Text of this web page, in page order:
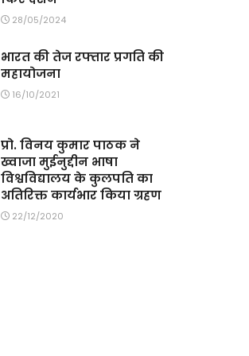
28/05/2024
भारत की तेज रफ्तार प्रगति की
महायोजना
16/10/2021
प्रो. विनय कुमार पाठक ने
ख्वाजा मुईनुद्दीन भाषा
विश्वविद्यालय के कुलपति का
अतिरिक्त कार्यभार किया ग्रहण
22/12/2020